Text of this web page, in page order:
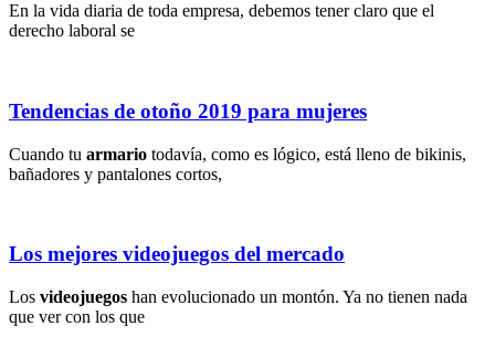
En la vida diaria de toda empresa, debemos tener claro que el
derecho laboral se
Tendencias de otoño 2019 para mujeres
Cuando tu armario todavía, como es lógico, está lleno de bikinis,
bañadores y pantalones cortos,
Los mejores videojuegos del mercado
Los videojuegos han evolucionado un montón. Ya no tienen nada
que ver con los que